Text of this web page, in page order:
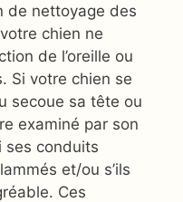
de nettoyage des
chien ne
de l’oreille ou
Si votre chien se
secoue sa tête ou
examiné par son
ses conduits
et/ou s’ils
Ces